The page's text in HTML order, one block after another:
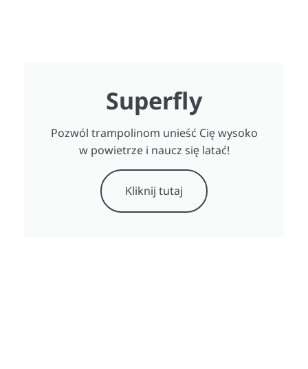
Superfly
Pozwól trampolinom unieść Cię wysoko
w powietrze i naucz się latać!
Kliknij tutaj